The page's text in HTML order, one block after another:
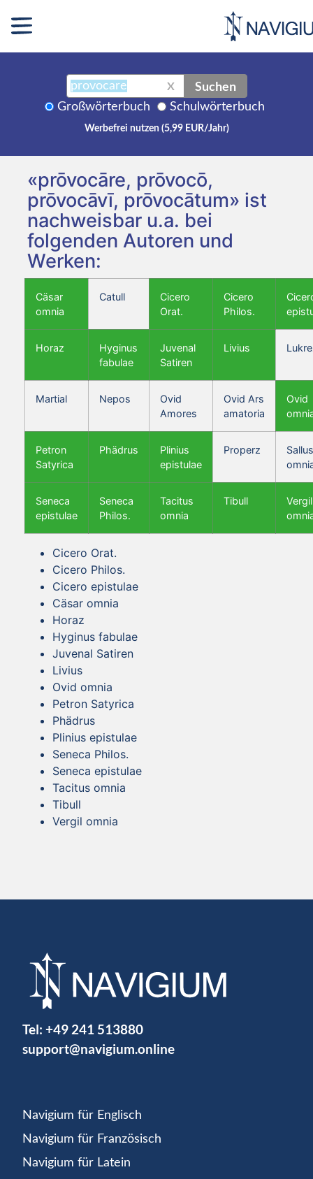
X Suchen
Großwörterbuch Schulwörterbuch
Werbefrei nutzen (5,99 EUR/Jahr)
«prōvocāre, prōvocō,
prōvocāvī, prōvocātum» ist
nachweisbar u.a. bei
folgenden Autoren und
Werken:
Cäsar
omnia
Catull
Cicero
Orat.
Cicero
Philos.
Horaz
Hyginus
fabulae
Juvenal
Satiren
Livius
Martial Nepos
Ovid
Amores
Ovid Ars
amatoria
Ovid
Petron
Satyrica
Phädrus
Plinius
epistulae
Properz
Seneca
epistulae
Seneca
Philos.
Tacitus
omnia
Tibull
Vergil
Cicero Orat.
Cicero Philos.
Cicero epistulae
Cäsar omnia
Horaz
Hyginus fabulae
Juvenal Satiren
Livius
Ovid omnia
Petron Satyrica
Phädrus
Plinius epistulae
Seneca Philos.
Seneca epistulae
Tacitus omnia
Tibull
Vergil omnia
Tel: +49 241 513880
support@navigium.online
Navigium für Englisch
Navigium für Französisch
Navigium für Latein